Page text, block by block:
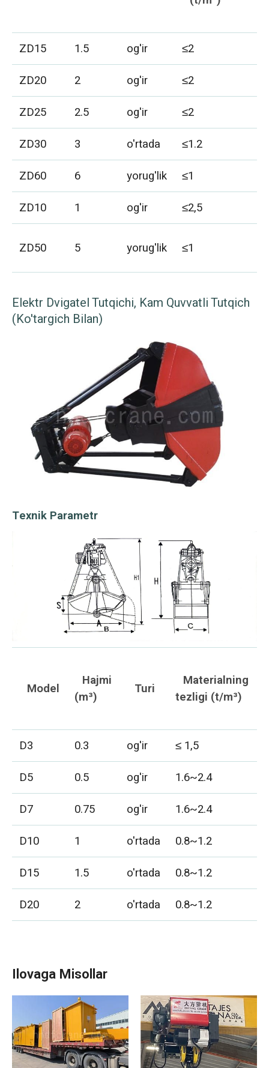
ZD15 1.5 og'ir
≤2
ZD20
2 og'ir
≤2
ZD25
2.5 og'ir
≤2
ZD30
3 o'rtada
≤1.2
ZD60
6 yorug'lik
≤1
ZD10
1 og'ir ≤2,5
ZD50 5 yorug'lik ≤1
Elektr Dvigatel Tutqichi, Kam Quvvatli Tutqich
(ko'targich Bilan)
Texnik Parametr
Model
Hajmi
(m³)
Turi
Materialning
tezligi (t/m³)
D3 0.3 og'ir ≤ 1,5
D5
0.5 og'ir 1.6~2.4
D7
0.75 og'ir 1.6~2.4
D10
1 o'rtada 0.8~1.2
D15
1.5 o'rtada 0.8~1.2
D20
2 o'rtada 0.8~1.2
Ilovaga Misollar